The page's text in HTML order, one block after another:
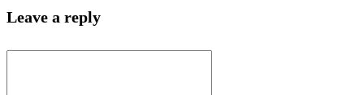
Leave a reply